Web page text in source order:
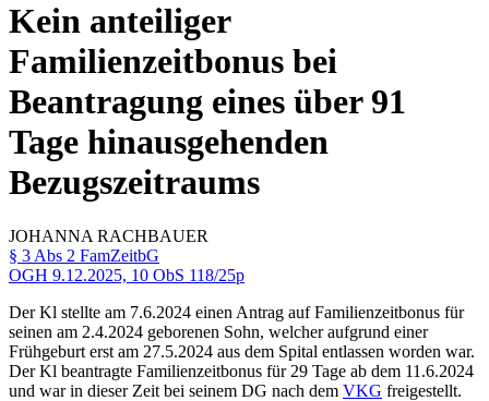
Kein anteiliger
Familienzeitbonus bei
Beantragung eines über 91
Tage hinausgehenden
Bezugszeitraums
JOHANNA RACHBAUER
§ 3 Abs 2 FamZeitbG
OGH 9.12.2025, 10 ObS 118/25p
Der Kl stellte am 7.6.2024 einen Antrag auf Familienzeitbonus für
seinen am 2.4.2024 geborenen Sohn, welcher aufgrund einer
Frühgeburt erst am 27.5.2024 aus dem Spital entlassen worden war.
Der Kl beantragte Familienzeitbonus für 29 Tage ab dem 11.6.2024
und war in dieser Zeit bei seinem DG nach dem VKG freigestellt.